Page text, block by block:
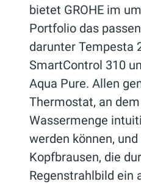
bietet GROHE im
Portfolio das
darunter Tempesta
SmartControl 310
Aqua Pure. Allen
Thermostat, an
Wassermenge
werden können,
Kopfbrausen, die
Regenstrahlbild ein